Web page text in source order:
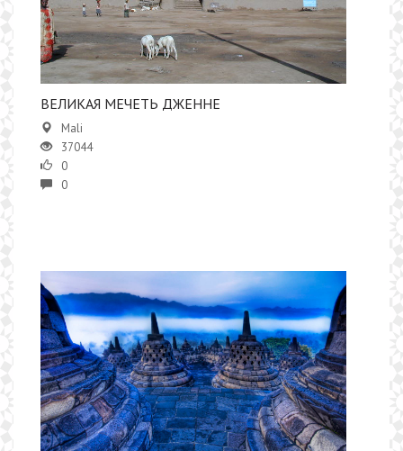
ВЕЛИКАЯ МЕЧЕТЬ ДЖЕННЕ
Mali
37044
0
0